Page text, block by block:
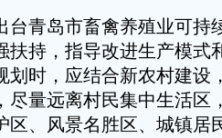
青岛市畜禽养殖业可持
扶持，指导改进生产模式
划时，应结合新农村建设
尽量远离村民集中生活区
区、风景名胜区、城镇居